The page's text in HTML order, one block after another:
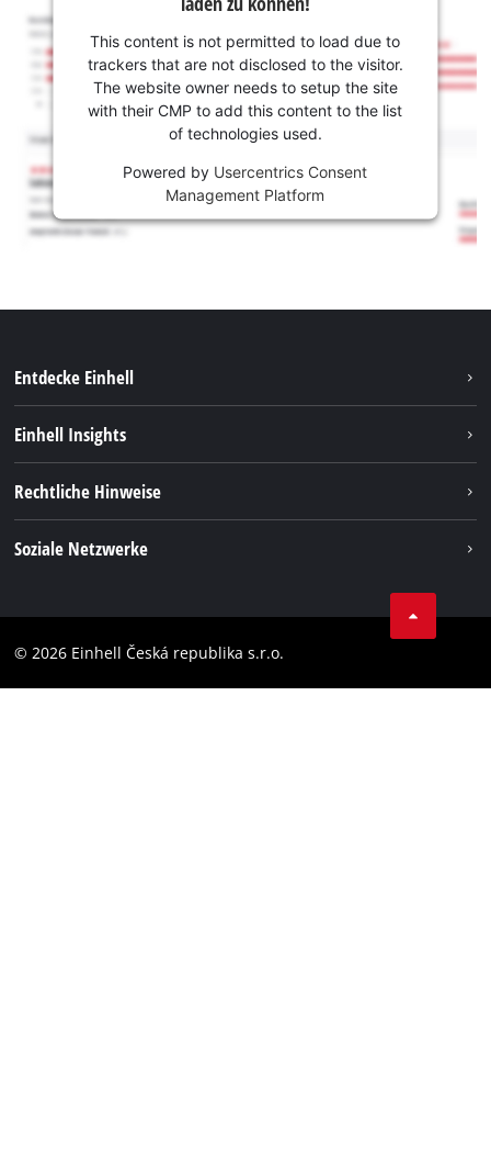
This content is not permitted to load due to
trackers that are not disclosed to the visitor.
The website owner needs to setup the site
with their CMP to add this content to the list
of technologies used.
Powered by Usercentrics Consent
Management Platform
Entdecke Einhell
Akkusystem
Einhell Insights
Rechtliche Hinweise
Barrierefreiheits-Erklärung
Soziale Netzwerke
Instagram
© 2026 Einhell Česká republika s.r.o.